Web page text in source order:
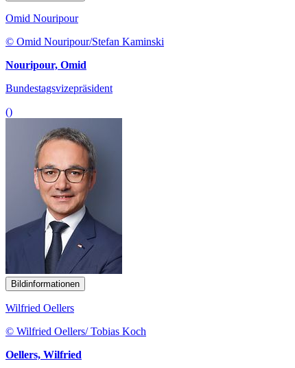
Omid Nouripour
© Omid Nouripour/Stefan Kaminski
Nouripour, Omid
Bundestagsvizepräsident
()
Bildinformationen
Wilfried Oellers
© Wilfried Oellers/ Tobias Koch
Oellers, Wilfried